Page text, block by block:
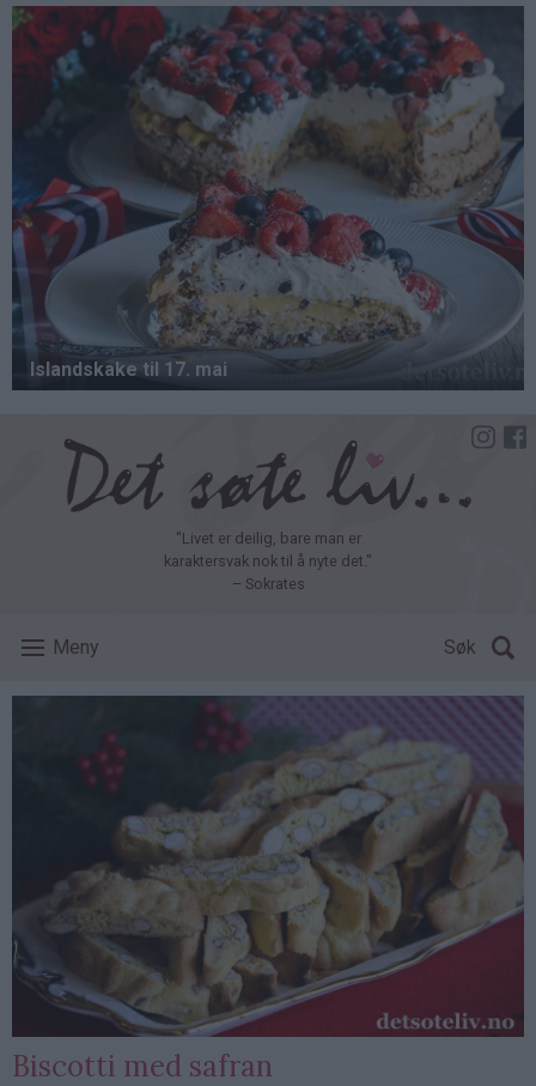
Hopp
hovedinnhold
"Livet er deilig, bare man er
karaktersvak nok til å nyte det."
– Sokrates
Meny Søk
Biscotti med safran